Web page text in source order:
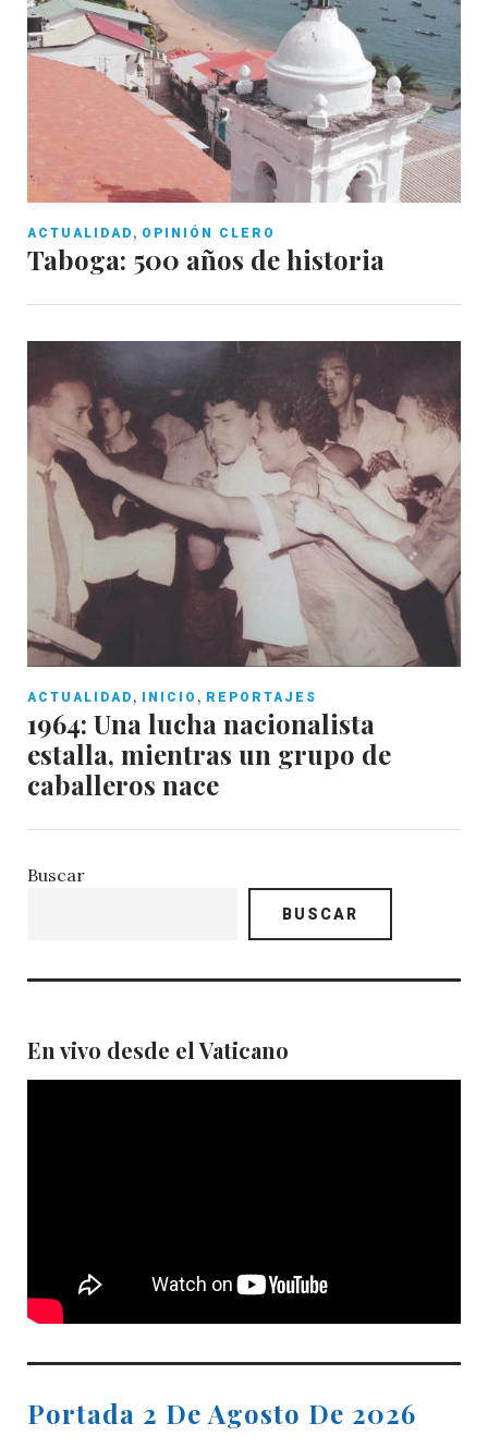
ACTUALIDAD , OPINIÓN CLERO
Taboga: 500 años de historia
ACTUALIDAD , INICIO , REPORTAJES
1964: Una lucha nacionalista
estalla, mientras un grupo de
caballeros nace
Buscar
BUSCAR
En vivo desde el Vaticano
Portada 2 De Agosto De 2026